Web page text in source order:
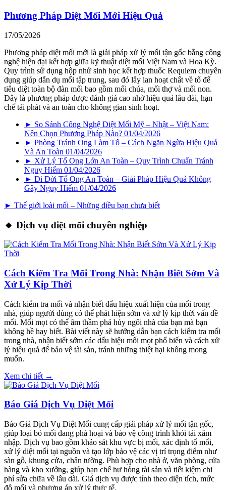
Phương Pháp Diệt Mối Mới Hiệu Quả
17/05/2026
Phương pháp diệt mối mới là giải pháp xử lý mối tận gốc bằng công
nghệ hiện đại kết hợp giữa kỹ thuật diệt mối Việt Nam và Hoa Kỳ.
Quy trình sử dụng hộp nhử sinh học kết hợp thuốc Requiem chuyên
dụng giúp dẫn dụ mối tập trung, sau đó lây lan hoạt chất về tổ để
tiêu diệt toàn bộ đàn mối bao gồm mối chúa, mối thợ và mối non.
Đây là phương pháp được đánh giá cao nhờ hiệu quả lâu dài, hạn
chế tái phát và an toàn cho không gian sinh hoạt.
► So Sánh Công Nghệ Diệt Mối Mỹ – Nhật – Việt Nam:
Nên Chọn Phương Pháp Nào? 01/04/2026
► Phòng Tránh Ong Làm Tổ – Cách Ngăn Ngừa Hiệu Quả
Và An Toàn 01/04/2026
► Xử Lý Tổ Ong Lớn An Toàn – Quy Trình Chuẩn Tránh
Nguy Hiểm 01/04/2026
► Di Dời Tổ Ong An Toàn – Giải Pháp Hiệu Quả Không
Gây Nguy Hiểm 01/04/2026
► Thế giới loài mối – Những điều bạn chưa biết
🔸 Dịch vụ diệt mối chuyên nghiệp
Cách Kiểm Tra Mối Trong Nhà: Nhận Biết Sớm Và
Xử Lý Kịp Thời
Cách kiểm tra mối và nhận biết dấu hiệu xuất hiện của mối trong
nhà, giúp người dùng có thể phát hiện sớm và xử lý kịp thời vấn đề
mối. Mối mọt có thể âm thầm phá hủy ngôi nhà của bạn mà bạn
không hề hay biết. Bài viết này sẽ hướng dẫn bạn cách kiểm tra mối
trong nhà, nhận biết sớm các dấu hiệu mối mọt phổ biến và cách xử
lý hiệu quả để bảo vệ tài sản, tránh những thiệt hại không mong
muốn.
Xem chi tiết →
Báo Giá Dịch Vụ Diệt Mối
Báo Giá Dịch Vụ Diệt Mối cung cấp giải pháp xử lý mối tận gốc,
giúp loại bỏ mối đang phá hoại và bảo vệ công trình khỏi tái xâm
nhập. Dịch vụ bao gồm khảo sát khu vực bị mối, xác định tổ mối,
xử lý diệt mối tại nguồn và tạo lớp bảo vệ các vị trí trọng điểm như
sàn gỗ, khung cửa, chân tường. Phù hợp cho nhà ở, văn phòng, cửa
hàng và kho xưởng, giúp hạn chế hư hỏng tài sản và tiết kiệm chi
phí sửa chữa về lâu dài. Giá dịch vụ được tính theo diện tích, mức
độ mối và phương án xử lý thực tế.